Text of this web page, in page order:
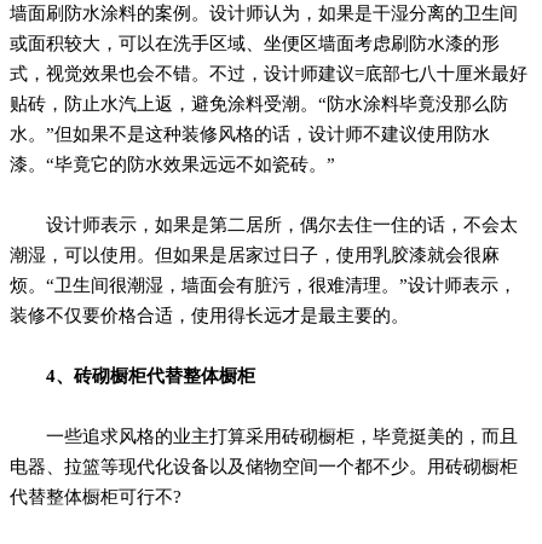
墙面刷防水涂料的案例。设计师认为，如果是干湿分离的卫生间
或面积较大，可以在洗手区域、坐便区墙面考虑刷防水漆的形
式，视觉效果也会不错。不过，设计师建议=底部七八十厘米最好
贴砖，防止水汽上返，避免涂料受潮。“防水涂料毕竟没那么防
水。”但如果不是这种装修风格的话，设计师不建议使用防水
漆。“毕竟它的防水效果远远不如瓷砖。”
设计师表示，如果是第二居所，偶尔去住一住的话，不会太
潮湿，可以使用。但如果是居家过日子，使用乳胶漆就会很麻
烦。“卫生间很潮湿，墙面会有脏污，很难清理。”设计师表示，
装修不仅要价格合适，使用得长远才是最主要的。
4、砖砌橱柜代替整体橱柜
一些追求风格的业主打算采用砖砌橱柜，毕竟挺美的，而且
电器、拉篮等现代化设备以及储物空间一个都不少。用砖砌橱柜
代替整体橱柜可行不?